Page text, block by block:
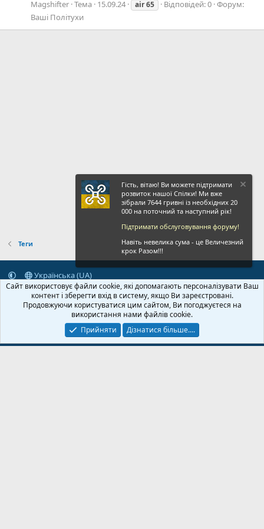
Magshifter Тема 15.09.24 air65 Відповідей: 0 Форум:
Ваші Політухи
Теги
Українська (UA)
Зворотній зв'язок
Умови і правила
Політика конфіденційності
Дoпoмoга
Головна
R
S
S
© 2020-2026 FPVUA.ORG Розроблено:Magshifter
Гість, вітаю! Ви можете підтримати
розвиток нашої Спілки! Ми вже
зібрали 7644 гривні із необхідних 20
000 на поточний та наступний рік!
Підтримати обслуговування форуму!
Навіть невелика сума - це Величезний
крок Разом!!!
Сайт використовує файли cookie, які допомагають персоналізувати Ваш
контент і зберегти вхід в систему, якщо Ви зареєстровані.
Продовжуючи користуватися цим сайтом, Ви погоджуєтеся на
використання нами файлів cookie.
Прийняти
Дізнатися більше....